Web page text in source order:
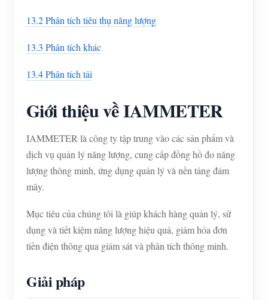
13.2 Phân tích tiêu thụ năng lượng
13.3 Phân tích khác
13.4 Phân tích tải
Giới thiệu về IAMMETER
IAMMETER là công ty tập trung vào các sản phẩm và
dịch vụ quản lý năng lượng, cung cấp đồng hồ đo năng
lượng thông minh, ứng dụng quản lý và nền tảng đám
mây.
Mục tiêu của chúng tôi là giúp khách hàng quản lý, sử
dụng và tiết kiệm năng lượng hiệu quả, giảm hóa đơn
tiền điện thông qua giám sát và phân tích thông minh.
Giải pháp